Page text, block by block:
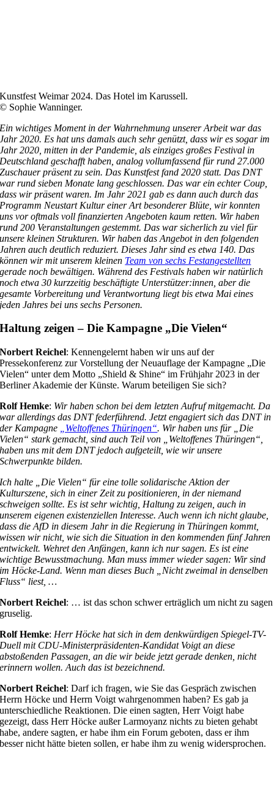
Kunstfest Weimar 2024. Das Hotel im Karussell.
© Sophie Wanninger.
Ein wichtiges Moment in der Wahrnehmung unserer Arbeit war das
Jahr 2020. Es hat uns damals auch sehr genützt, dass wir es sogar im
Jahr 2020, mitten in der Pandemie, als einziges großes Festival in
Deutschland geschafft haben, analog vollumfassend für rund 27.000
Zuschauer präsent zu sein. Das Kunstfest fand 2020 statt. Das DNT
war rund sieben Monate lang geschlossen. Das war ein echter Coup,
dass wir präsent waren. Im Jahr 2021 gab es dann auch durch das
Programm Neustart Kultur einer Art besonderer Blüte, wir konnten
uns vor oftmals voll finanzierten Angeboten kaum retten. Wir haben
rund 200 Veranstaltungen gestemmt. Das war sicherlich zu viel für
unsere kleinen Strukturen. Wir haben das Angebot in den folgenden
Jahren auch deutlich reduziert. Dieses Jahr sind es etwa 140. Das
können wir mit unserem kleinen Team von sechs Festangestellten
gerade noch bewältigen. Während des Festivals haben wir natürlich
noch etwa 30 kurzzeitig beschäftigte Unterstützer:innen, aber die
gesamte Vorbereitung und Verantwortung liegt bis etwa Mai eines
jeden Jahres bei uns sechs Personen.
Haltung zeigen – Die Kampagne „Die Vielen“
Norbert Reichel: Kennengelernt haben wir uns auf der
Pressekonferenz zur Vorstellung der Neuauflage der Kampagne „Die
Vielen“ unter dem Motto „Shield & Shine“ im Frühjahr 2023 in der
Berliner Akademie der Künste. Warum beteiligen Sie sich?
Rolf Hemke: Wir haben schon bei dem letzten Aufruf mitgemacht. Da
war allerdings das DNT federführend. Jetzt engagiert sich das DNT in
der Kampagne
„Weltoffenes Thüringen“. Wir haben uns für „Die
Vielen“ stark gemacht, sind auch Teil von „Weltoffenes Thüringen“,
haben uns mit dem DNT jedoch aufgeteilt, wie wir unsere
Schwerpunkte bilden.
Ich halte „Die Vielen“ für eine tolle solidarische Aktion der
Kulturszene, sich in einer Zeit zu positionieren, in der niemand
schweigen sollte. Es ist sehr wichtig, Haltung zu zeigen, auch in
unserem eigenen existenziellen Interesse. Auch wenn ich nicht glaube,
dass die AfD in diesem Jahr in die Regierung in Thüringen kommt,
wissen wir nicht, wie sich die Situation in den kommenden fünf Jahren
entwickelt. Wehret den Anfängen, kann ich nur sagen. Es ist eine
wichtige Bewusstmachung. Man muss immer wieder sagen: Wir sind
im Höcke-Land. Wenn man dieses Buch „Nicht zweimal in denselben
Fluss“ liest, …
Norbert Reichel: … ist das schon schwer erträglich um nicht zu sagen
gruselig.
Rolf Hemke: Herr Höcke hat sich in dem denkwürdigen Spiegel-TV-
Duell mit CDU-Ministerpräsidenten-Kandidat Voigt an diese
abstoßenden Passagen, an die wir beide jetzt gerade denken, nicht
erinnern wollen. Auch das ist bezeichnend.
Norbert Reichel: Darf ich fragen, wie Sie das Gespräch zwischen
Herrn Höcke und Herrn Voigt wahrgenommen haben? Es gab ja
unterschiedliche Reaktionen. Die einen sagten, Herr Voigt habe
gezeigt, dass Herr Höcke außer Larmoyanz nichts zu bieten gehabt
habe, andere sagten, er habe ihm ein Forum geboten, dass er ihm
besser nicht hätte bieten sollen, er habe ihm zu wenig widersprochen.